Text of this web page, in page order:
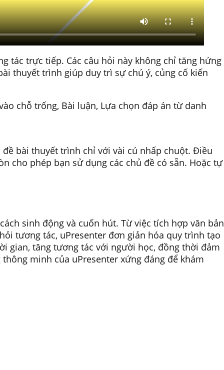
tác trực tiếp. Các câu hỏi này không chỉ tăng hứng
thuyết trình giúp duy trì sự chú ý, củng cố kiến
chỗ trống, Bài luận, Lựa chọn đáp án từ danh
bài thuyết trình chỉ với vài cú nhấp chuột. Điều
cho phép bạn sử dụng các chủ đề có sẵn. Hoặc tự
sinh động và cuốn hút. Từ việc tích hợp văn bản
tương tác, uPresenter đơn giản hóa quy trình tạo
gian, tăng tương tác với người học, đồng thời đảm
minh của uPresenter xứng đáng để khám